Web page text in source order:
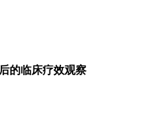
的临床疗效观察